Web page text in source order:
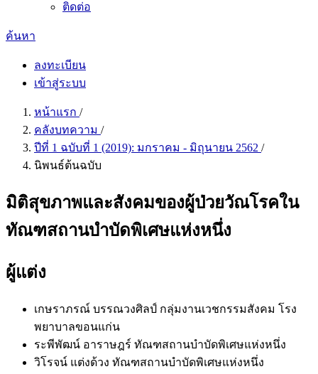
ติดต่อ
ค้นหา
ลงทะเบียน
เข้าสู่ระบบ
หน้าแรก /
คลังบทความ /
ปีที่ 1 ฉบับที่ 1 (2019): มกราคม - มิถุนายน 2562 /
นิพนธ์ต้นฉบับ
มิติสุขภาพและสังคมของผู้ป่วยวัณโรคใน
ทัณฑสถานบำบัดพิเศษแห่งหนึ่ง
ผู้แต่ง
เกษราภรณ์ บรรณวงศิลป์ กลุ่มงานเวชกรรมสังคม โรง
พยาบาลขอนแก่น
ระพีพัฒน์ อาราษฎร์ ทัณฑสถานบำบัดพิเศษแห่งหนึ่ง
วิโรจน์ แต่งด้วง ทัณฑสถานบำบัดพิเศษแห่งหนึ่ง